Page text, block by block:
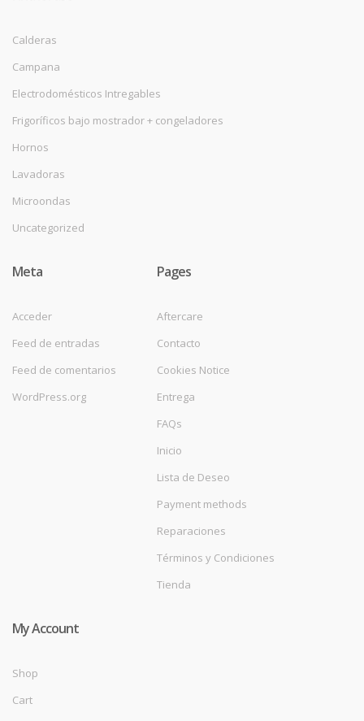
Calderas
Campana
Electrodomésticos Intregables
Frigoríficos bajo mostrador + congeladores
Hornos
Lavadoras
Microondas
Uncategorized
Meta
Acceder
Feed de entradas
Feed de comentarios
WordPress.org
Pages
Aftercare
Contacto
Cookies Notice
Entrega
FAQs
Inicio
Lista de Deseo
Payment methods
Reparaciones
Términos y Condiciones
Tienda
My Account
Shop
Cart